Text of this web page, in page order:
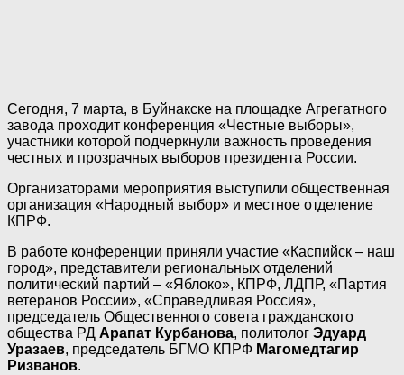
Сегодня, 7 марта, в Буйнакске на площадке Агрегатного
завода проходит конференция «Честные выборы»,
участники которой подчеркнули важность проведения
честных и прозрачных выборов президента России.
Организаторами мероприятия выступили общественная
организация «Народный выбор» и местное отделение
КПРФ.
В работе конференции приняли участие «Каспийск – наш
город», представители региональных отделений
политический партий – «Яблоко», КПРФ, ЛДПР, «Партия
ветеранов России», «Справедливая Россия»,
председатель Общественного совета гражданского
общества РД Арапат Курбанова, политолог Эдуард
Уразаев, председатель БГМО КПРФ Магомедтагир
Ризванов.